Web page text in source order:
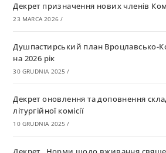
Декрет призначення нових членів
23 MARCA 2026 /
Душпастирський план Вроцлавсько-
на 2026 рік
30 GRUDNIA 2025 /
Декрет оновлення та доповнення
літургійної комісії
10 GRUDNIA 2025 /